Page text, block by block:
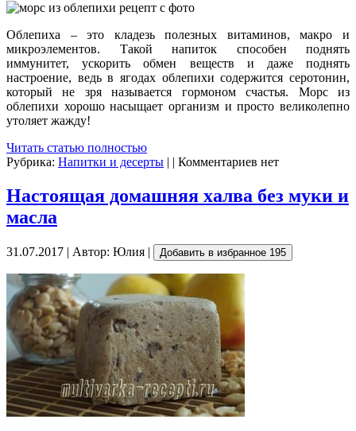
Облепиха – это кладезь полезных витаминов, макро и
микроэлементов. Такой напиток способен поднять
иммунитет, ускорить обмен веществ и даже поднять
настроение, ведь в ягодах облепихи содержится серотонин,
который не зря называется гормоном счастья. Морс из
облепихи хорошо насыщает организм и просто великолепно
утоляет жажду!
Читать статью полностью
Рубрика: Напитки и десерты | | Комментариев нет
Настоящая домашняя халва без муки и
масла
31.07.2017 | Автор: Юлия | Добавить в избранное 195